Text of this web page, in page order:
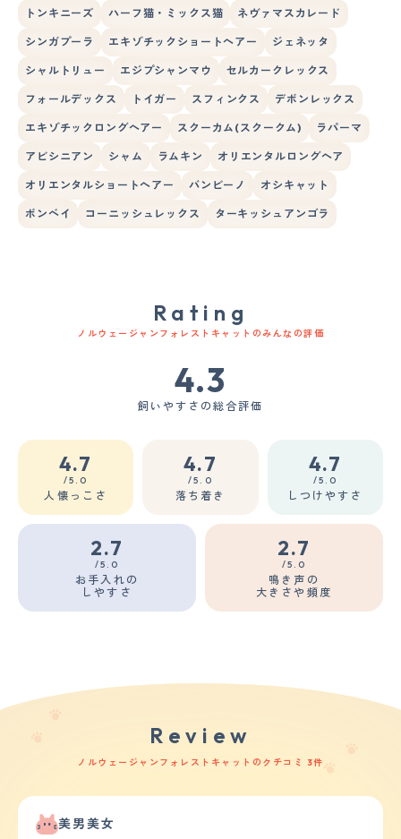
トンキニーズ ハーフ猫・ミックス猫 ネヴァマスカレード
シンガプーラ エキゾチックショートヘアー ジェネッタ
シャルトリュー エジプシャンマウ セルカークレックス
フォールデックス トイガー スフィンクス デボンレックス
エキゾチックロングヘアー スクーカム(スクークム) ラパーマ
アビシニアン シャム ラムキン オリエンタルロングヘア
オリエンタルショートヘアー バンビーノ オシキャット
ボンベイ コーニッシュレックス ターキッシュアンゴラ
Rating
ノルウェージャンフォレストキャットのみんなの評価
4.3
飼いやすさの総合評価
4.7
/5.0
人懐っこさ
4.7
/5.0
落ち着き
4.7
/5.0
しつけやすさ
2.7
/5.0
お手入れの
しやすさ
2.7
/5.0
鳴き声の
大きさや頻度
Review
ノルウェージャンフォレストキャットのクチコミ 3件
美男美女